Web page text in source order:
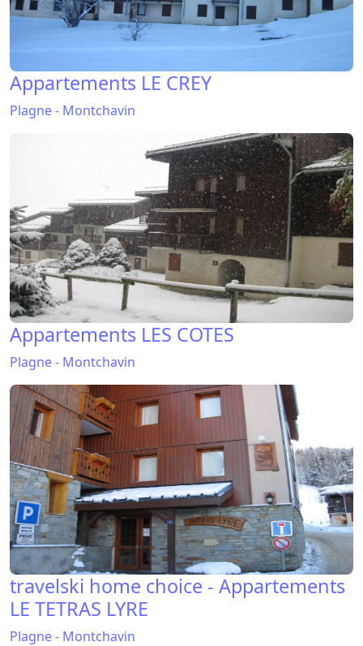
Appartements LE CREY
Plagne - Montchavin
Appartements LES COTES
Plagne - Montchavin
travelski home choice - Appartements
LE TETRAS LYRE
Plagne - Montchavin